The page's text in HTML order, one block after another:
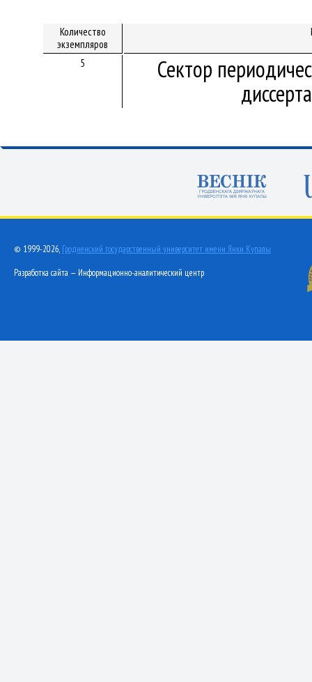
Количество
экземпляров
5
Сектор
© 1999-2026, Гродненский государственный университет имени Янки Купалы
Разработка сайта — Информационно-аналитический центр